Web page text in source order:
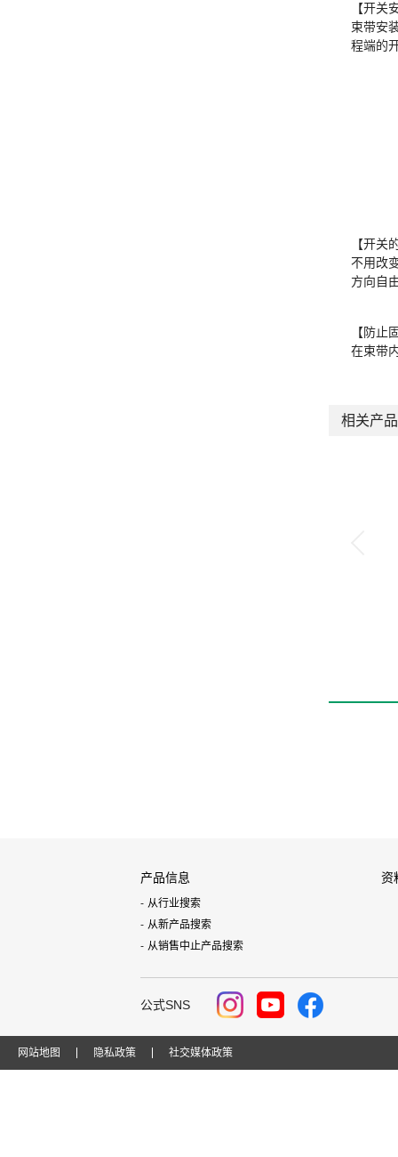
【开关
束带安
程端的
【开关
不用改
方向自
【防止
在束带
相关产品
产品信息
从行业搜索
从新产品搜索
从销售中止产品搜索
资
公式SNS
网站地图 隐私政策 社交媒体政策